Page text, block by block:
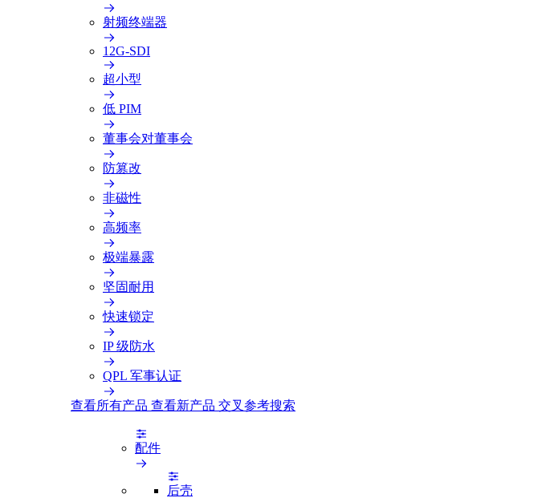
射频终端器
12G-SDI
超小型
低 PIM
董事会对董事会
防篡改
非磁性
高频率
极端暴露
坚固耐用
快速锁定
IP 级防水
QPL 军事认证
查看所有产品 查看新产品 交叉参考搜索
配件
后壳